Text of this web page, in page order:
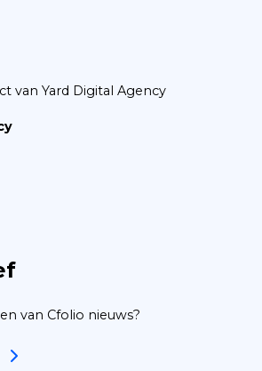
van Yard Digital Agency
van Cfolio nieuws?